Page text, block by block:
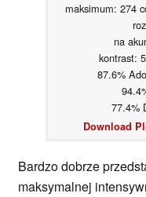
maksimum: 274
na
kontrast:
87.6%
77.4%
Download
Bardzo dobrze
maksymalnej